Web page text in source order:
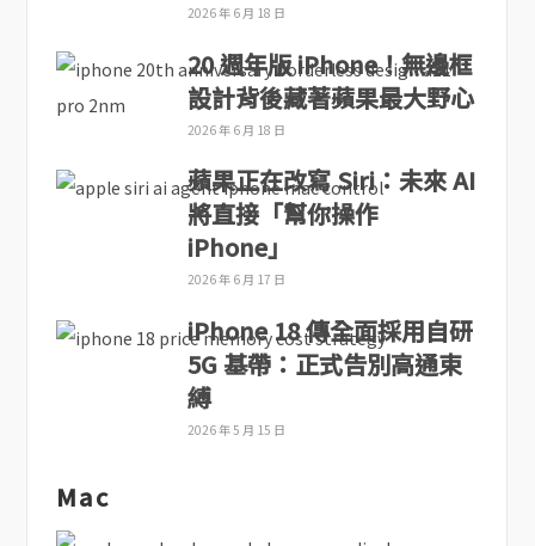
2026 年 6 月 18 日
20 週年版 iPhone！無邊框
設計背後藏著蘋果最大野心
2026 年 6 月 18 日
蘋果正在改寫 Siri：未來 AI
將直接「幫你操作
iPhone」
2026 年 6 月 17 日
iPhone 18 傳全面採用自研
5G 基帶：正式告別高通束
縛
2026 年 5 月 15 日
Mac